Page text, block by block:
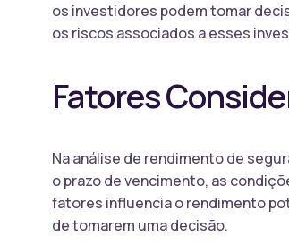
os investidores podem tomar
os riscos associados a esses
Fatores
Na análise de rendimento de
o prazo de vencimento, as
fatores influencia o rendimento
de tomarem uma decisão.